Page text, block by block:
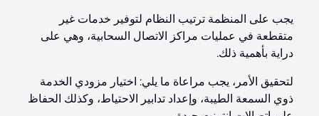
يجب على المنظمة ترتيب النظام لتوفير خدمات غير
متقطعة في عمليات مراكز الاتصال السحابية، وهي على
دراية بأهمية ذلك.
لتحقيق الأمر، يجب مراعاة ما يلي: اختيار مزودي الخدمة
ذوي السمعة الطيبة، وإعداد تدابير الاحتياط، وكذلك الحفاظ